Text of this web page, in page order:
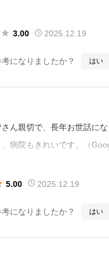
丁寧で診察室でお薬を渡さ
これすごく良いシステム🥳
たくさん来るのが理解できま
さんにしようっと😌（
ょう」との説明を受け、治
した。弱視治療については
ではすぐに矯正用眼鏡によ
 3.00 2025.12.19
になりましたか？ はい
ん親切で、長年お世話にな
病院もきれいです。（
5.00 2025.12.19
になりましたか？ はい